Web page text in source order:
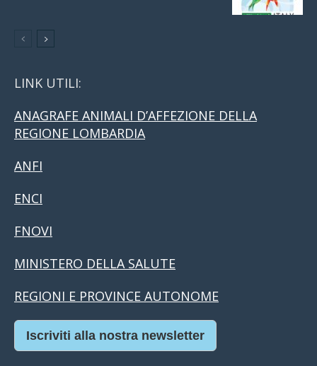
LINK UTILI:
ANAGRAFE ANIMALI D’AFFEZIONE DELLA
REGIONE LOMBARDIA
ANFI
ENCI
FNOVI
MINISTERO DELLA SALUTE
REGIONI E PROVINCE AUTONOME
Iscriviti alla nostra newsletter